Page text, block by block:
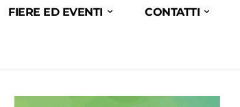
FIERE ED EVENTI CONTATTI